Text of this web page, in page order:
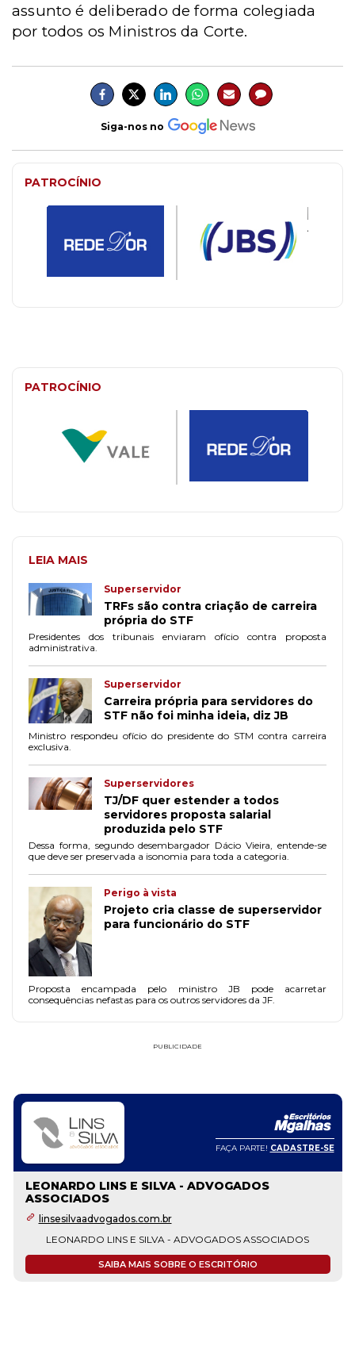
assunto é deliberado de forma colegiada
por todos os Ministros da Corte.
Siga-nos no
PATROCÍNIO
PATROCÍNIO
LEIA MAIS
Superservidor
TRFs são contra criação de carreira
própria do STF
Presidentes dos tribunais enviaram ofício contra proposta
administrativa.
Superservidor
Carreira própria para servidores do
STF não foi minha ideia, diz JB
Ministro respondeu ofício do presidente do STM contra carreira
exclusiva.
Superservidores
TJ/DF quer estender a todos
servidores proposta salarial
produzida pelo STF
Dessa forma, segundo desembargador Dácio Vieira, entende-se
que deve ser preservada a isonomia para toda a categoria.
Perigo à vista
Projeto cria classe de superservidor
para funcionário do STF
Proposta encampada pelo ministro JB pode acarretar
consequências nefastas para os outros servidores da JF.
PUBLICIDADE